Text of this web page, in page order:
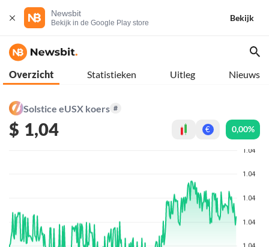
Newsbit
Bekijk in de Google Play store
Bekijk
Overzicht Statistieken Uitleg Nieuws
Solstice eUSX koers #
$ 1,04 € 0,00%